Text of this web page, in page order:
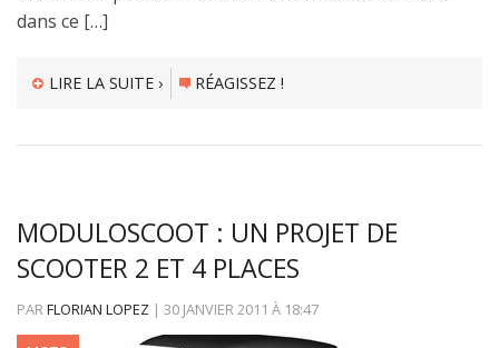
dans ce […]
LIRE LA SUITE › RÉAGISSEZ !
MODULOSCOOT : UN PROJET DE
SCOOTER 2 ET 4 PLACES
PAR FLORIAN LOPEZ | 30 JANVIER 2011 À 18:47